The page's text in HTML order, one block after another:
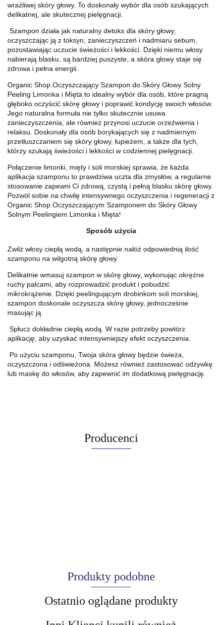
wrażliwej skóry głowy. To doskonały wybór dla osób szukających
delikatnej, ale skutecznej pielęgnacji.
Szampon działa jak naturalny detoks dla skóry głowy,
oczyszczając ją z toksyn, zanieczyszczeń i nadmiaru sebum,
pozostawiając uczucie świeżości i lekkości. Dzięki niemu włosy
nabierają blasku, są bardziej puszyste, a skóra głowy staje się
zdrowa i pełna energii.
Organic Shop Oczyszczający Szampon do Skóry Głowy Solny
Peeling Limonka i Mięta to idealny wybór dla osób, które pragną
głęboko oczyścić skórę głowy i poprawić kondycję swoich włosów.
Jego naturalna formuła nie tylko skutecznie usuwa
zanieczyszczenia, ale również przynosi uczucie orzeźwienia i
relaksu. Doskonały dla osób borykających się z nadmiernym
przetłuszczaniem się skóry głowy, łupieżem, a także dla tych,
którzy szukają świeżości i lekkości w codziennej pielęgnacji.
Połączenie limonki, mięty i soli morskiej sprawia, że każda
aplikacja szamponu to prawdziwa uczta dla zmysłów, a regularne
stosowanie zapewni Ci zdrową, czystą i pełną blasku skórę głowy.
Pozwól sobie na chwilę intensywnego oczyszczenia i regeneracji z
Organic Shop Oczyszczającym Szamponem do Skóry Głowy
Solnym Peelingiem Limonka i Mięta!
Sposób użycia
Zwilż włosy ciepłą wodą, a następnie nałóż odpowiednią ilość
szamponu na wilgotną skórę głowy.
Delikatnie wmasuj szampon w skórę głowy, wykonując okrężne
ruchy palcami, aby rozprowadzić produkt i pobudzić
mikrokrążenie. Dzięki peelingującym drobinkom soli morskiej,
szampon doskonale oczyszcza skórę głowy, jednocześnie
masując ją.
Spłucz dokładnie ciepłą wodą. W razie potrzeby powtórz
aplikację, aby uzyskać intensywniejszy efekt oczyszczenia.
Po użyciu szamponu, Twoja skóra głowy będzie świeża,
oczyszczona i odświeżona. Możesz również zastosować odżywkę
lub maskę do włosów, aby zapewnić im dodatkową pielęgnację.
Producenci
Produkty podobne
Ostatnio oglądane produkty